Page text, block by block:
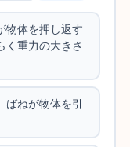
物体を押し返す
く重力の大きさ
ねが物体を引